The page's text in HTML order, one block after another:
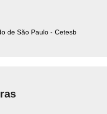
de São Paulo - Cetesb